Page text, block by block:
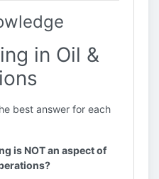
in Oil &
best answer for each
is NOT an aspect of